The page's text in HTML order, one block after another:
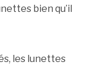
bien qu’il
les lunettes